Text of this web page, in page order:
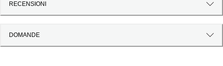
RECENSIONI
DOMANDE